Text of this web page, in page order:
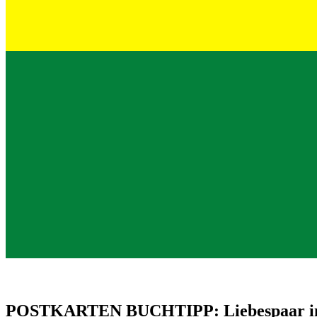
POSTKARTEN BUCHTIPP: Liebespaar